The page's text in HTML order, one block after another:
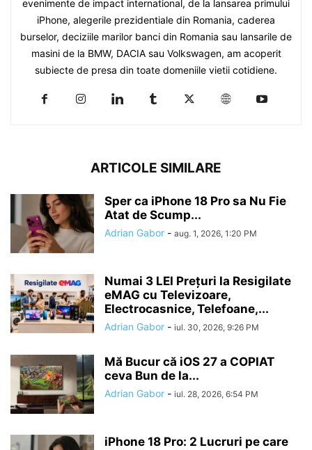
evenimente de impact international, de la lansarea primului
iPhone, alegerile prezidentiale din Romania, caderea
burselor, deciziile marilor banci din Romania sau lansarile de
masini de la BMW, DACIA sau Volkswagen, am acoperit
subiecte de presa din toate domeniile vietii cotidiene.
ARTICOLE SIMILARE
Sper ca iPhone 18 Pro sa Nu Fie
Atat de Scump...
Adrian Gabor - aug. 1, 2026, 1:20 PM
Numai 3 LEI Prețuri la Resigilate
eMAG cu Televizoare,
Electrocasnice, Telefoane,...
Adrian Gabor - iul. 30, 2026, 9:26 PM
Mă Bucur că iOS 27 a COPIAT
ceva Bun de la...
Adrian Gabor - iul. 28, 2026, 6:54 PM
iPhone 18 Pro: 2 Lucruri pe care